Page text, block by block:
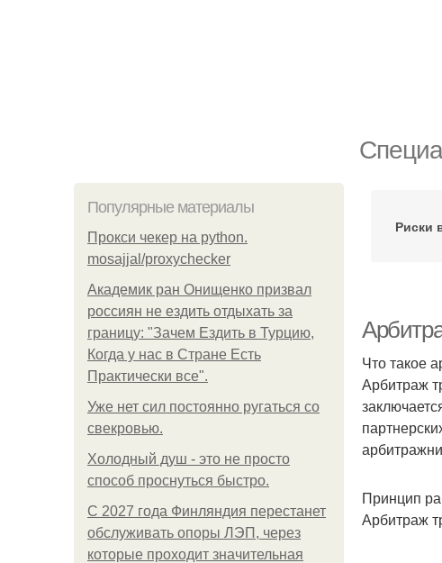
Популярные материалы
Прокси чекер на python.
mosajjal/proxychecker
Академик ран Онищенко призвал
россиян не ездить отдыхать за
границу: "Зачем Ездить в Турцию,
Когда у нас в Стране Есть
Практически все".
Уже нет сил постоянно ругаться со
свекровью.
Холодный душ - это не просто
способ проснуться быстро.
С 2027 года Финляндия перестанет
обслуживать опоры ЛЭП, через
которые проходит значительная
Риски
Что такое
Арбитраж
Принцип
Арбитраж